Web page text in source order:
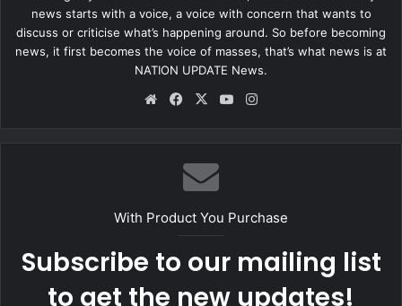
news starts with a voice, a voice with concern that wants to
discuss or criticise what’s happening around. So before becoming
news, it first becomes the voice of masses, that’s what news is at
NATION UPDATE News.
WebsiteFacebook
X YouTube
With Product You Purchase
Subscribe to our mailing list
to get the new updates!